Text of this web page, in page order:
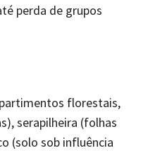
perda de grupos
florestais,
serapilheira (folhas
(solo sob influência